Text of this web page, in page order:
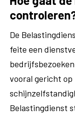
De
feite een
vooral gericht
Belastingdienst